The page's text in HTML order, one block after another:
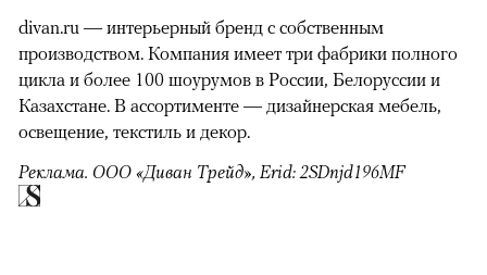
divan.ru — интерьерный бренд с собственным
производством. Компания имеет три фабрики полного
цикла и более 100 шоурумов в России, Белоруссии и
Казахстане. В ассортименте — дизайнерская мебель,
освещение, текстиль и декор.
Реклама. ООО «Диван Трейд», Erid: 2SDnjd196MF